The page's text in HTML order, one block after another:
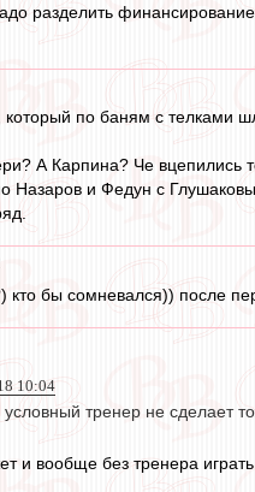
разделить
по баням с телками
А Карпина? Че
Назаров и Федун с
кто бы сомневался)) после
10:04
тренер не сделает
и вообще без тренера